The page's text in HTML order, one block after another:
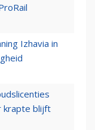
Izhavia in
krapte blijft